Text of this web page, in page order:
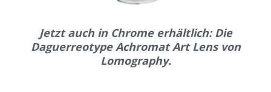
Jetzt auch in Chrome erhältlich: Die
Daguerreotype Achromat Art Lens von
Lomography.